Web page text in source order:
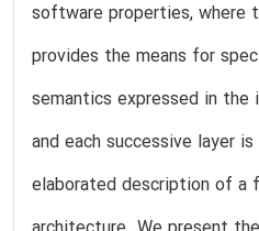
software properties, where
provides the means for
semantics expressed in
and each successive layer
elaborated description of